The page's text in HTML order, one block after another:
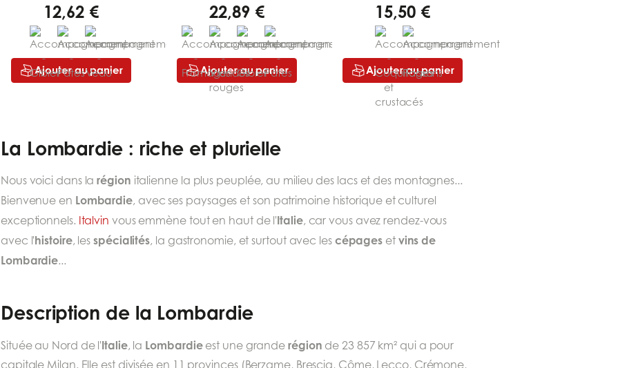
12,62 €
Ajouter au panier
22,89 €
Ajouter au panier
15,50 €
Ajouter au panier
La Lombardie : riche et plurielle
Nous voici dans larégion italienne la plus peuplée, au milieu des lacs et des montagnes...
Bienvenue en Lombardie, avec ses paysages et son patrimoine historique et culturel
exceptionnels. Italvin vous emmène tout en haut de l'Italie, car vous avez rendez-vous
avec l'histoire, lesspécialités, la gastronomie, et surtout avec les cépages et vins de
Lombardie...
Description de la Lombardie
Située au Nord de l'Italie, la Lombardieest une grande région de 23 857 km² qui a pour
capitale Milan. Elle est divisée en 11 provinces (Berzame, Brescia, Côme, Lecco, Crémone,